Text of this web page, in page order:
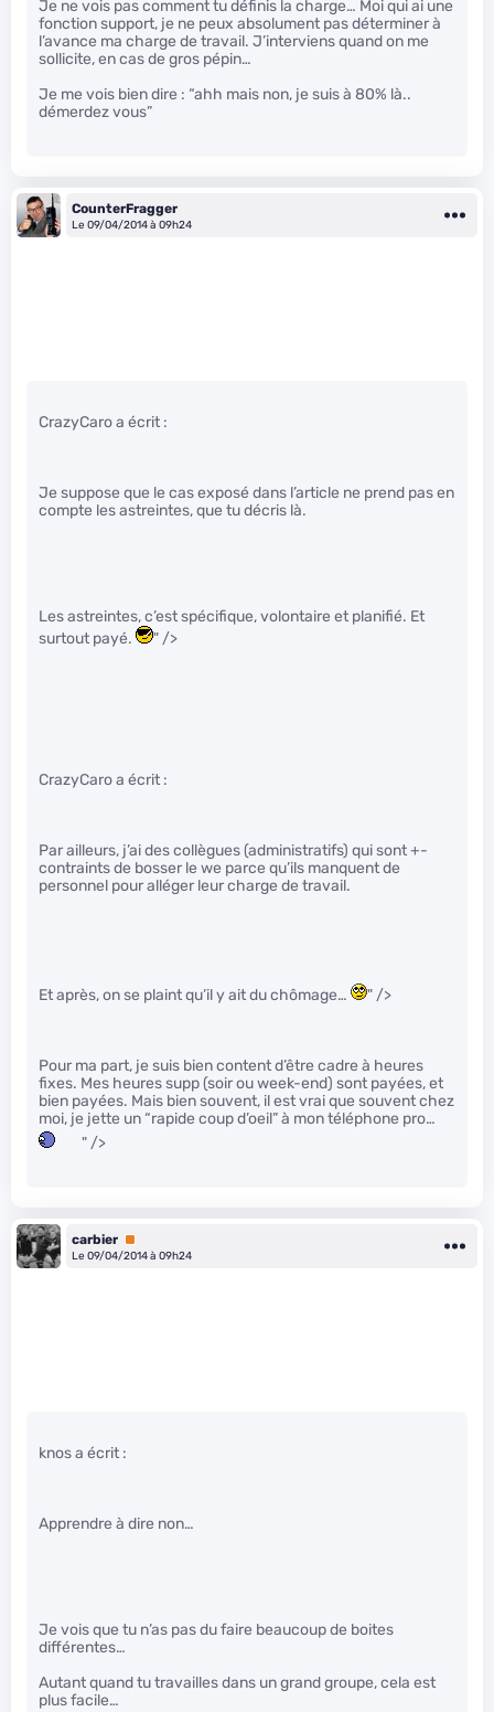
Je ne vois pas comment tu définis la charge… Moi qui ai une
fonction support, je ne peux absolument pas déterminer à
l’avance ma charge de travail. J’interviens quand on me
sollicite, en cas de gros pépin…
Je me vois bien dire : “ahh mais non, je suis à 80% là..
démerdez vous”
CounterFragger
Le 09/04/2014 à 09h24
CrazyCaro a écrit :
Je suppose que le cas exposé dans l’article ne prend pas en
compte les astreintes, que tu décris là.
Les astreintes, c’est spécifique, volontaire et planifié. Et
surtout payé.
" />
CrazyCaro a écrit :
Par ailleurs, j’ai des collègues (administratifs) qui sont +-
contraints de bosser le we parce qu’ils manquent de
personnel pour alléger leur charge de travail.
Et après, on se plaint qu’il y ait du chômage… " />
Pour ma part, je suis bien content d’être cadre à heures
fixes. Mes heures supp (soir ou week-end) sont payées, et
bien payées. Mais bien souvent, il est vrai que souvent chez
moi, je jette un “rapide coup d’oeil” à mon téléphone pro…
" />
carbier Premium
Le 09/04/2014 à 09h24
knos a écrit :
Apprendre à dire non…
Je vois que tu n’as pas du faire beaucoup de boites
différentes…
Autant quand tu travailles dans un grand groupe, cela est
plus facile…